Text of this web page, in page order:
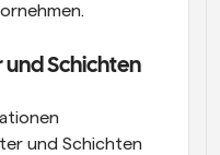
Schichten
und Schichten